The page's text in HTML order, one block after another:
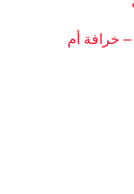
– خرافة أم